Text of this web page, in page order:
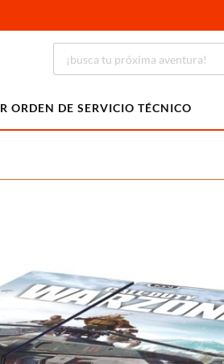
ORDEN DE SERVICIO TÉCNICO